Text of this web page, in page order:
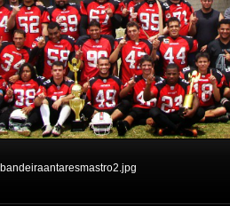
bandeiraantaresmastro2.jpg